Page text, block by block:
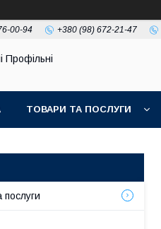
00-94 +380 (98) 672-21-47
Профільні
ТОВАРИ ТА ПОСЛУГИ
послуги